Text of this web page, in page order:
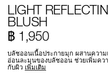
reflecting%E2%84%A2-
luminizing-
blush/194251156736.html
รายการ.
194251156736
LIGHT
BLUSH
฿ 1,950
บลัชออนเนื้อประกายมุก ผสานความ
อ่อนละมุนของบลัชออน ช่วยเพิ่มคว
กับผิว เพิ่มเติม